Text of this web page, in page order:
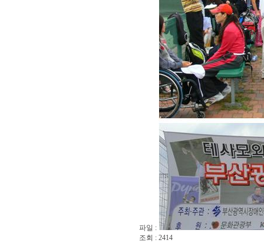
파일 :
조회 : 2414